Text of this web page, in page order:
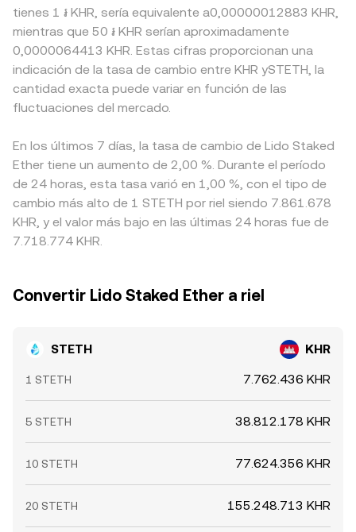
tienes 1 ៛ KHR, sería equivalente a0,00000012883 KHR,
mientras que 50 ៛ KHR serían aproximadamente
0,0000064413 KHR. Estas cifras proporcionan una
indicación de la tasa de cambio entre KHR ySTETH, la
cantidad exacta puede variar en función de las
fluctuaciones del mercado.
En los últimos 7 días, la tasa de cambio de Lido Staked
Ether tiene un aumento de 2,00 %. Durante el período
de 24 horas, esta tasa varió en 1,00 %, con el tipo de
cambio más alto de 1 STETH por riel siendo 7.861.678
KHR, y el valor más bajo en las últimas 24 horas fue de
7.718.774 KHR.
Convertir Lido Staked Ether a riel
STETH KHR
1 STETH 7.762.436 KHR
5 STETH 38.812.178 KHR
10 STETH 77.624.356 KHR
20 STETH 155.248.713 KHR